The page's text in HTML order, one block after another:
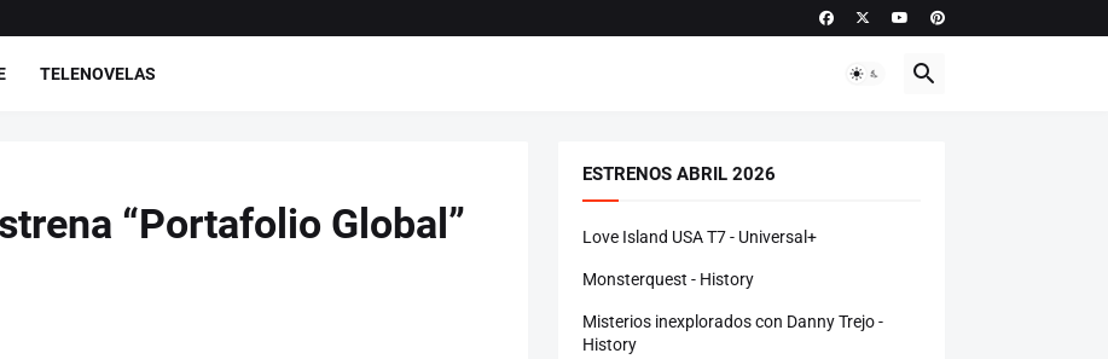
TELENOVELAS
“Portafolio Global”
ESTRENOS ABRIL 2026
Love Island USA T7 - Universal+
Monsterquest - History
Misterios inexplorados con Danny Trejo -
History